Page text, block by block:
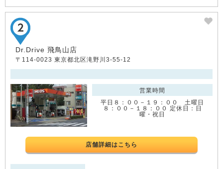
Dr.Drive 飛鳥山店
〒114-0023 東京都北区滝野川3-55-12
営業時間
平日８：００－１９：００ 土曜日
８：００－１８：００ 定休日：日
曜・祝日
店舗詳細はこちら